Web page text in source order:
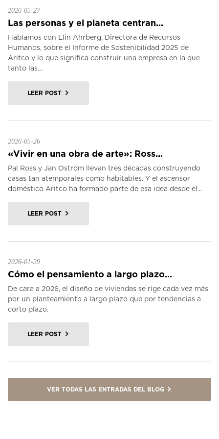
2026-05-27
Las personas y el planeta centran...
Hablamos con Elin Åhrberg, Directora de Recursos
Humanos, sobre el Informe de Sostenibilidad 2025 de
Aritco y lo que significa construir una empresa en la que
tanto las...
LEER POST
2026-05-26
«Vivir en una obra de arte»: Ross...
Pal Ross y Jan Oström llevan tres décadas construyendo
casas tan atemporales como habitables. Y el ascensor
doméstico Aritco ha formado parte de esa idea desde el...
LEER POST
2026-01-29
Cómo el pensamiento a largo plazo...
De cara a 2026, el diseño de viviendas se rige cada vez más
por un planteamiento a largo plazo que por tendencias a
corto plazo.
LEER POST
VER TODAS LAS ENTRADAS DEL BLOG